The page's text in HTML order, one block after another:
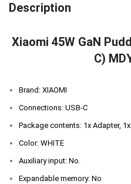
Description
Xiaomi 45W GaN
C)
Brand: XIAOMI
Connections: USB-C
Package contents: 1x Adapter,
Color: WHITE
Auxiliary input: No.
Expandable memory: No